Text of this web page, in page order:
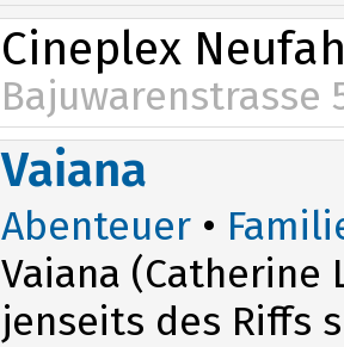
Cineplex
Bajuwarenstrasse
Vaiana
Abenteuer •
Vaiana
jenseits des Riffs